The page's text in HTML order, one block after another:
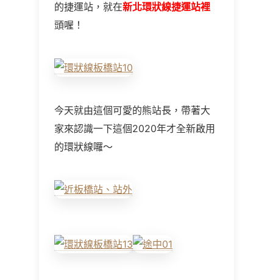
的捷運站，就在新北環狀線捷運站裡
頭喔！
今天就由這個可愛的熊站長，帶著大
家來認識一下這個2020年才全新啟用
的環狀線囉～